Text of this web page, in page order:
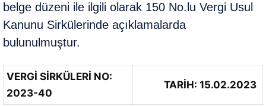
belge düzeni ile ilgili olarak 150 No.lu Vergi Usul
Kanunu Sirkülerinde açıklamalarda
bulunulmuştur.
VERGİ SİRKÜLERİ NO:
2023-40
TARİH: 15.02.2023